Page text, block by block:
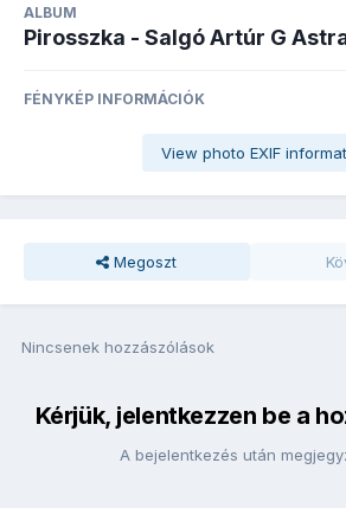
ALBUM
Pirosszka - Salgó Artúr G
FÉNYKÉP INFORMÁCIÓK
View photo EXIF
Megoszt
Nincsenek hozzászólások
Kérjük, jelentkezzen be a
A bejelentkezés után